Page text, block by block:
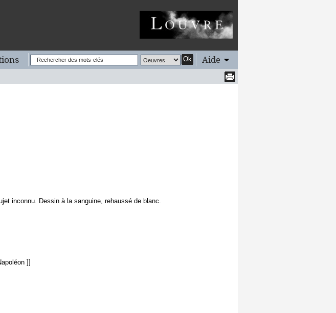
Ok Aide
inconnu. Dessin à la sanguine, rehaussé de blanc.
]]